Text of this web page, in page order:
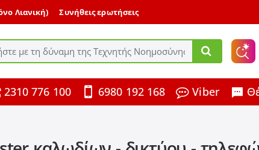
Λιανική) Συνήθεις ερωτήσεις
2310 776 100 6980 192 168 Viber